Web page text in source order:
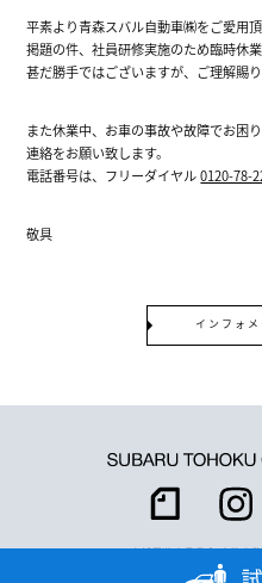
平素より青森スバル自動車㈱をご愛用
掲題の件、社員研修実施のため臨時休業
甚だ勝手ではございますが、ご理解賜
また休業中、お車の事故や故障でお困
連絡をお願い致します。
電話番号は、フリーダイヤル0120-78-
敬具
インフォ
宮城県公安委員会 古物商
©2025 Subaru